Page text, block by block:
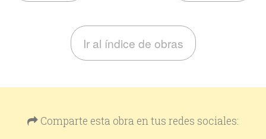
Ir al índice de obras
Comparte esta obra en tus redes sociales: